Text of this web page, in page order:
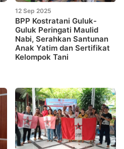
12 Sep 2025
BPP Kostratani Guluk-
Guluk Peringati Maulid
Nabi, Serahkan Santunan
Anak Yatim dan Sertifikat
Kelompok Tani